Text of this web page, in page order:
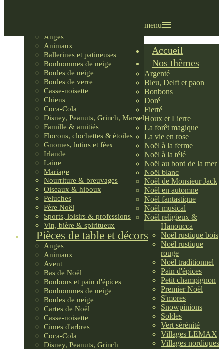
Anges
Animaux
Ballerines et patineuses
Bonhommes de neige
Boules de neige
Boules de verre
Casse-noisette
Chiens
Coca-Cola
Disney, Peanuts, Grinch, Marvel
Famille & amitiés
Flocons, clochettes & étoiles
Gnomes, lutins et fées
Irlande
Laine
Mariage
Nourriture & breuvages
Oiseaux & hiboux
Peluches
Père Noël
Sports, loisirs & professions
Vin, bière & spiritueux
Pièces de table et décors
Anges
Animaux
Avent
Bas de Noël
Bonbons et pain d'épices
Bonhommes de neige
Boules de neige
Cartes de Noël
Casse-noisette
Cimes d'arbres
Coca-Cola
Disney, Peanuts, Grinch
menu
Accueil
Nos thèmes
Argenté
Bleu, Delft et paon
Bonbons
Doré
Fierté
Houx et Lierre
La forêt magique
La vie en rose
Noël à la ferme
Noël à la télé
Noël au bord de la mer
Noël blanc
Noël de Monsieur Jack
Noël en automne
Noël fantastique
Noël musical
Noël religieux &
Hanoucca
Noël rustique bois
Noël rustique
rouge
Noël traditionnel
Pain d'épices
Petit champignon
Premier Noël
S'mores
Snowpinions
Soldes
Vert sérénité
Villages LEMAX
Villages nordiques